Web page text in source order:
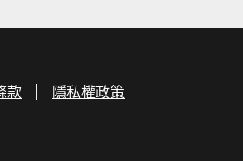
款 隱私權政策